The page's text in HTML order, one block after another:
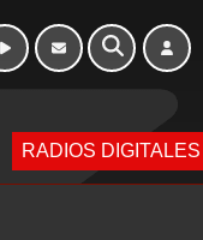
RADIOS DIGITALES
10h - 13h